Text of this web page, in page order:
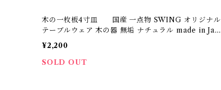
木の一枚板4寸皿 国産 一点物 SWING オリジナル
テーブルウェア 木の器 無垢 ナチュラル made in Japa
n made in Hida Takayama
¥2,200
SOLD OUT